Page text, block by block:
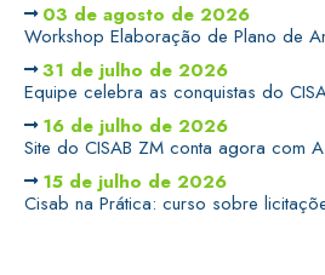
03 de agosto de 2026
Workshop Elaboração de Plano de
31 de julho de 2026
Equipe celebra as conquistas do
16 de julho de 2026
Site do CISAB ZM conta agora com
15 de julho de 2026
Cisab na Prática: curso sobre